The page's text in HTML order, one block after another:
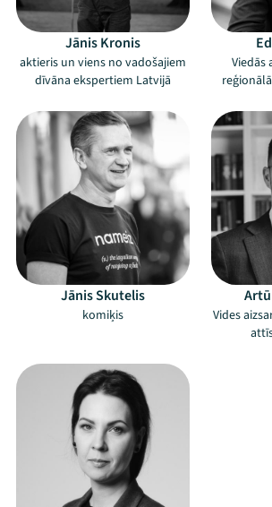
Jānis Kronis
aktieris un viens no vadošajiem
dīvāna ekspertiem Latvijā
Viedās
Jānis Skutelis
komiķis
Vides